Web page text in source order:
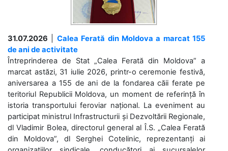
31.07.2026
Calea Ferată din Moldova a marcat 155
de ani de activitate
Întreprinderea de Stat „Calea Ferată din Moldova” a
marcat astăzi, 31 iulie 2026, printr-o ceremonie festivă,
aniversarea a 155 de ani de la fondarea căii ferate pe
teritoriul Republicii Moldova, un moment de referință în
istoria transportului feroviar național. La eveniment au
participat ministrul Infrastructurii și Dezvoltării Regionale,
dl Vladimir Bolea, directorul general al Î.S. „Calea Ferată
din Moldova”, dl Serghei Cotelinic, reprezentanți ai